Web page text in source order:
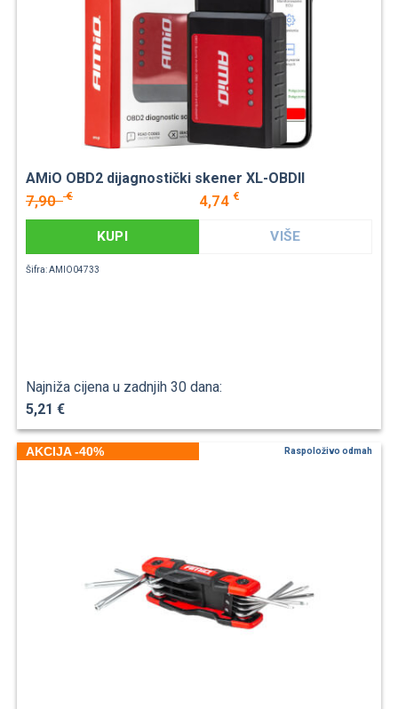
AMiO OBD2 dijagnostički skener XL-OBDII
7,90€ 4,74 €
KUPI VIŠE
Šifra: AMIO04733
Najniža cijena u zadnjih 30 dana:
5,21 €
AKCIJA -40% Raspoloživo odmah